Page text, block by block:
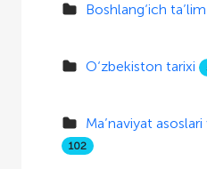
Boshlang‘ich
O‘zbekiston tarixi
Ma’naviyat
102